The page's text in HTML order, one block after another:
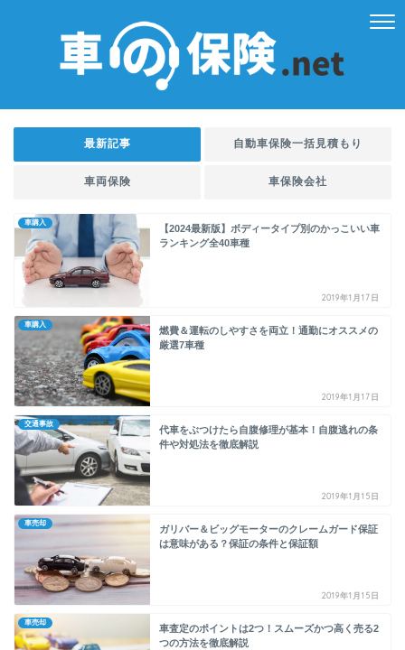
最新記事 自動車保険一括見積もり
車両保険 車保険会社
車購入
【2024最新版】ボディータイプ別のかっこいい車
ランキング全40車種
2019年1月17日
車購入
燃費＆運転のしやすさを両立！通勤にオススメの
厳選7車種
2019年1月17日
交通事故
代車をぶつけたら自腹修理が基本！自腹逃れの条
件や対処法を徹底解説
2019年1月15日
車売却
ガリバー＆ビッグモーターのクレームガード保証
は意味がある？保証の条件と保証額
2019年1月15日
車売却
車査定のポイントは2つ！スムーズかつ高く売る2
つの方法を徹底解説